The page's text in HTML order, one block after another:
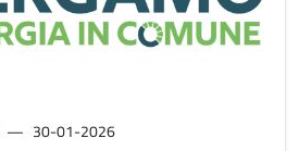
30-01-2026